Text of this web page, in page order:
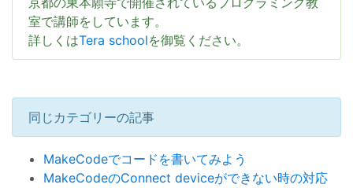
室で講師をしています。
詳しくはTera schoolを御覧ください。
同じカテゴリーの記事
MakeCodeでコードを書いてみよう
MakeCodeのConnect deviceができない時の対応